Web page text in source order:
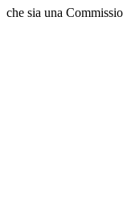
che sia una